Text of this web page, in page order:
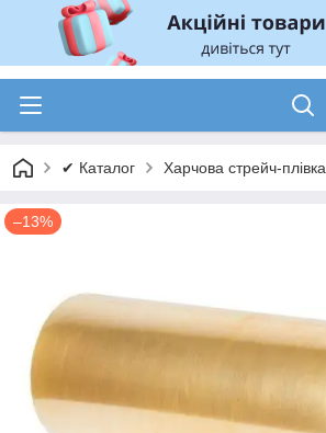
✔ Каталог Харчова стрейч-плівка
–13%